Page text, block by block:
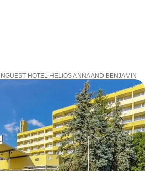
HOTEL HELIOS ANNA AND BENJAMIN